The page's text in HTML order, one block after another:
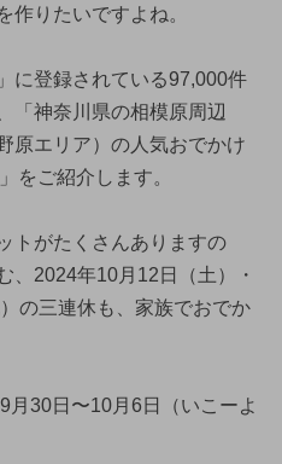
作りたいですよね。
に登録されている97,000件
「神奈川県の相模原周辺
原エリア）の人気おでかけ
をご紹介します。
トがたくさんありますの
、2024年10月12日（土）・
の三連休も、家族でおでか
30日〜10月6日（いこーよ